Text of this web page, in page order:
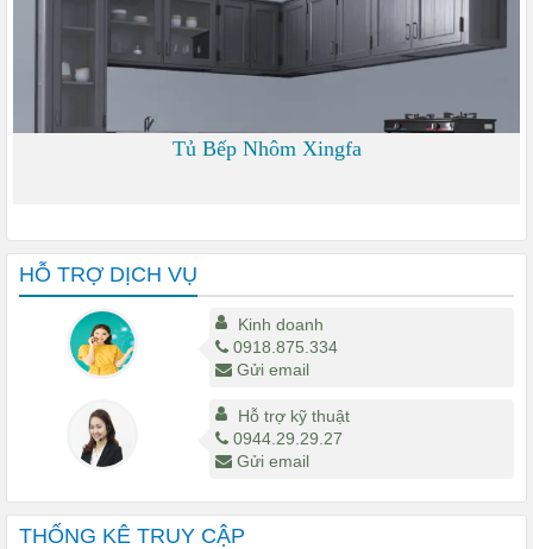
Tủ Bếp Nhôm Xingfa
0 đ
HỖ TRỢ DỊCH VỤ
Kinh doanh
0918.875.334
Gửi email
Hỗ trợ kỹ thuật
0944.29.29.27
Gửi email
THỐNG KÊ TRUY CẬP